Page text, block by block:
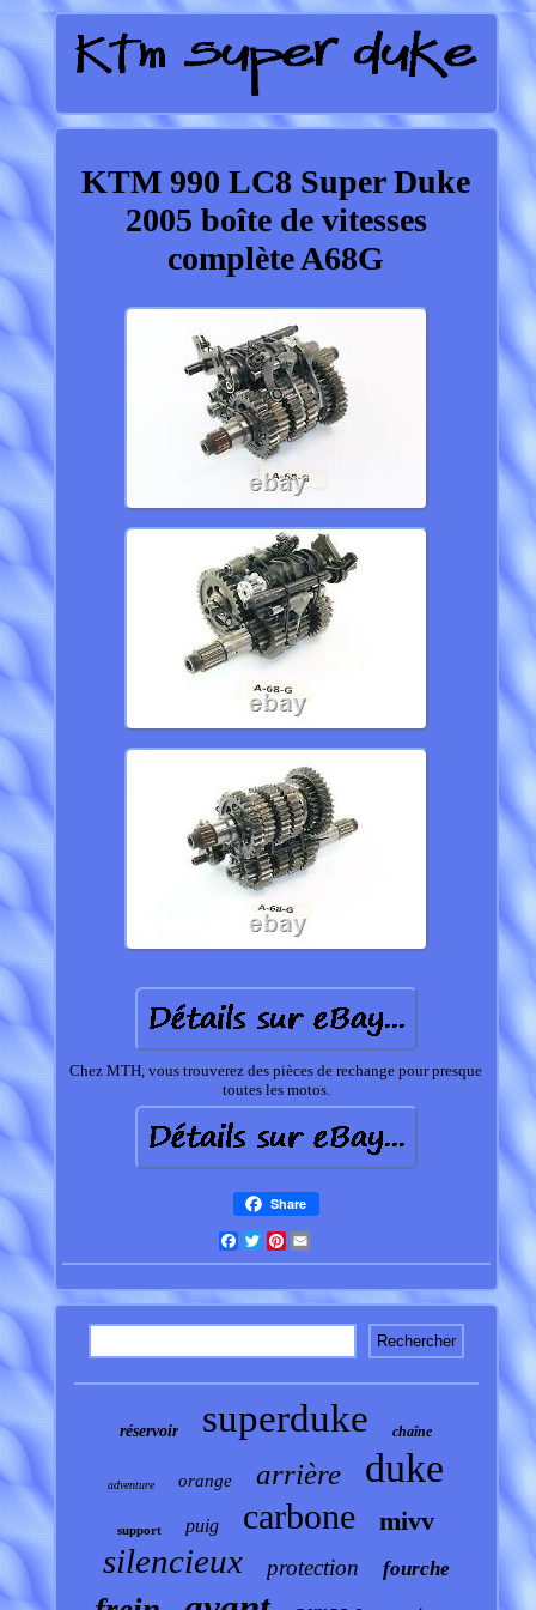
KTM 990 LC8 Super Duke
2005 boîte de vitesses
complète A68G
Chez MTH, vous trouverez des pièces de rechange pour presque
toutes les motos.
Share
Facebook
TwitterPinterest
réservoir superduke chaîne
adventure orange arrière duke
support puig carbone mivv
silencieux protection fourche